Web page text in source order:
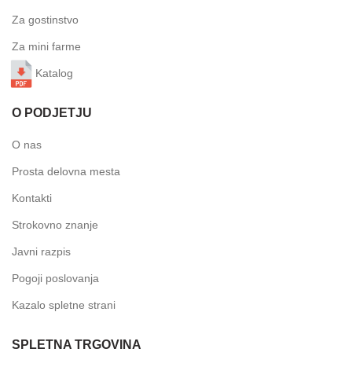
Za gostinstvo
Za mini farme
Katalog
O PODJETJU
O nas
Prosta delovna mesta
Kontakti
Strokovno znanje
Javni razpis
Pogoji poslovanja
Kazalo spletne strani
SPLETNA TRGOVINA